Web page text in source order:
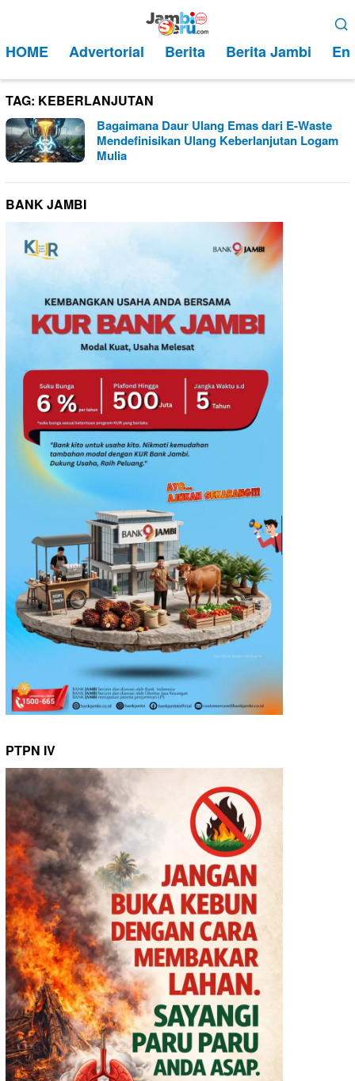
kontenMobile
HOME Advertorial Berita Berita Jambi
TAG: KEBERLANJUTAN
Bagaimana Daur Ulang Emas dari E-Waste
Mendefinisikan Ulang Keberlanjutan Logam
Mulia
BANK JAMBI
PTPN IV